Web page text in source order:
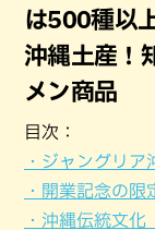
は500種以
沖縄土産！
メン商品
目次：
・ジャングリ
・開業記念の
・沖縄伝統文